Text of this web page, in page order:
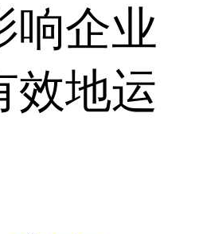
响企业
效地运